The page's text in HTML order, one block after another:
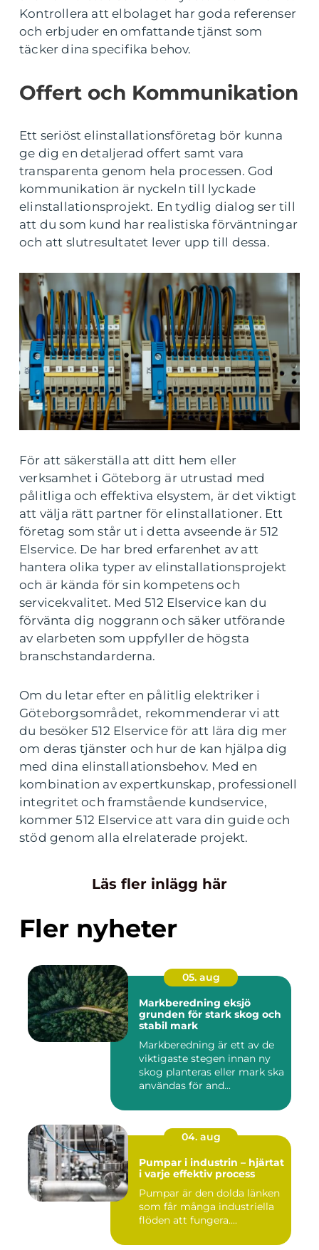
Kontrollera att elbolaget har goda referenser
och erbjuder en omfattande tjänst som
täcker dina specifika behov.
Offert och Kommunikation
Ett seriöst elinstallationsföretag bör kunna
ge dig en detaljerad offert samt vara
transparenta genom hela processen. God
kommunikation är nyckeln till lyckade
elinstallationsprojekt. En tydlig dialog ser till
att du som kund har realistiska förväntningar
och att slutresultatet lever upp till dessa.
För att säkerställa att ditt hem eller
verksamhet i Göteborg är utrustad med
pålitliga och effektiva elsystem, är det viktigt
att välja rätt partner för elinstallationer. Ett
företag som står ut i detta avseende är 512
Elservice. De har bred erfarenhet av att
hantera olika typer av elinstallationsprojekt
och är kända för sin kompetens och
servicekvalitet. Med 512 Elservice kan du
förvänta dig noggrann och säker utförande
av elarbeten som uppfyller de högsta
branschstandarderna.
Om du letar efter en pålitlig elektriker i
Göteborgsområdet, rekommenderar vi att
du besöker 512 Elservice för att lära dig mer
om deras tjänster och hur de kan hjälpa dig
med dina elinstallationsbehov. Med en
kombination av expertkunskap, professionell
integritet och framstående kundservice,
kommer 512 Elservice att vara din guide och
stöd genom alla elrelaterade projekt.
Läs fler inlägg här
Fler nyheter
05. aug
Markberedning eksjö
grunden för stark skog och
stabil mark
Markberedning är ett av de
viktigaste stegen innan ny
skog planteras eller mark ska
användas för and...
04. aug
Pumpar i industrin – hjärtat
i varje effektiv process
Pumpar är den dolda länken
som får många industriella
flöden att fungera....